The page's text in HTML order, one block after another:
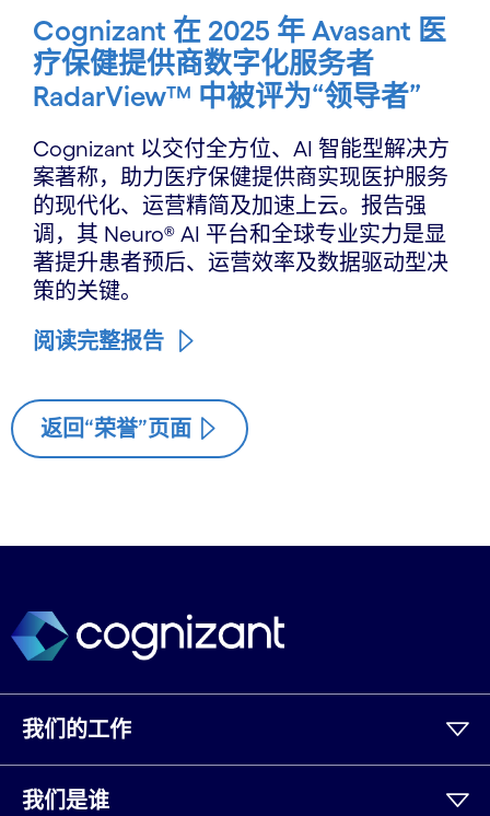
Cognizant 在 2025 年 Avasant 医
疗保健提供商数字化服务者
RadarView™ 中被评为“领导者”
Cognizant 以交付全方位、AI 智能型解决方
案著称，助力医疗保健提供商实现医护服务
的现代化、运营精简及加速上云。报告强
调，其 Neuro® AI 平台和全球专业实力是显
著提升患者预后、运营效率及数据驱动型决
策的关键。
阅读完整报告
返回“荣誉”页面
我们的工作
我们是谁